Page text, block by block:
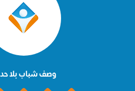
وصف شباب بلا